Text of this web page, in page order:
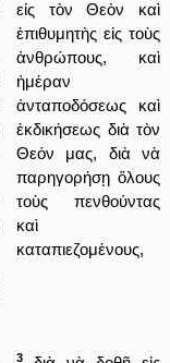
εἰς τὸν Θεὸν καὶ
ἐπιθυμητὴς εἰς τοὺς
ἀνθρώπους, καὶ
ἡμέραν
ἀνταποδόσεως καὶ
ἐκδικήσεως διὰ τὸν
Θεόν μας, διὰ νὰ
παρηγορήσῃ ὅλους
τοὺς πενθούντας
καὶ
καταπιεζομένους,
3